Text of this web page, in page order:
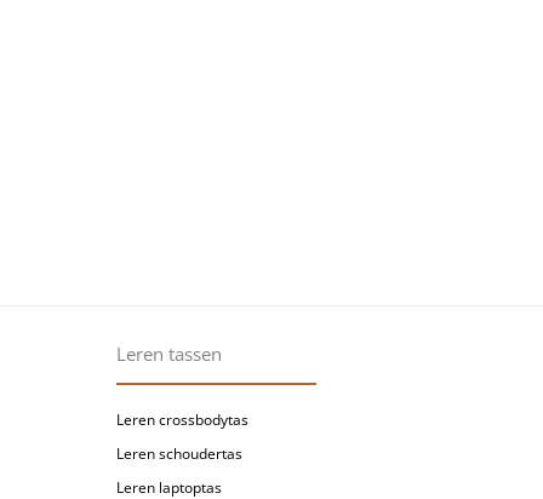
Leren tassen
Leren crossbodytas
Leren schoudertas
Leren laptoptas